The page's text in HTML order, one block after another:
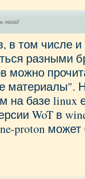
назад
в том числе
разными
можно
базе linux
WoT в
proton